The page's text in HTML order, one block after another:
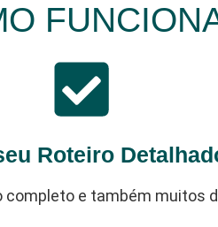
Roteiro
e também muitos